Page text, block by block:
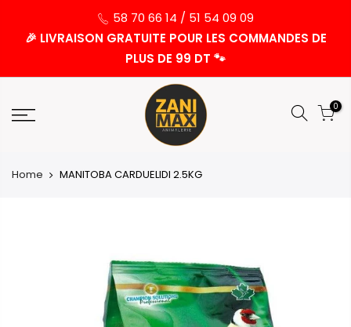
58 70 66 14 / 51 54 09 09
🎉 LIVRAISON GRATUITE POUR LES COMMANDES DE
PLUS DE 99 DT 🐾
0
Home MANITOBA CARDUELIDI 2.5KG